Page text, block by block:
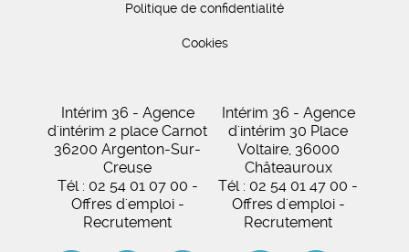
Politique de confidentialité
Cookies
Intérim 36 - Agence
d'intérim 2 place Carnot
36200 Argenton-Sur-
Creuse
Tél : 02 54 01 07 00 -
Offres d'emploi -
Recrutement
Intérim 36 - Agence
d'intérim 30 Place
Voltaire, 36000
Châteauroux
Tél : 02 54 01 47 00 -
Offres d'emploi -
Recrutement